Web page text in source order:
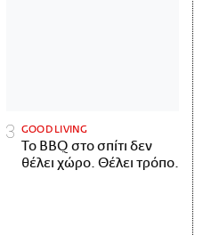
GOOD LIVING
Το BBQ στο σπίτι δεν
θέλει χώρο. Θέλει τρόπο.